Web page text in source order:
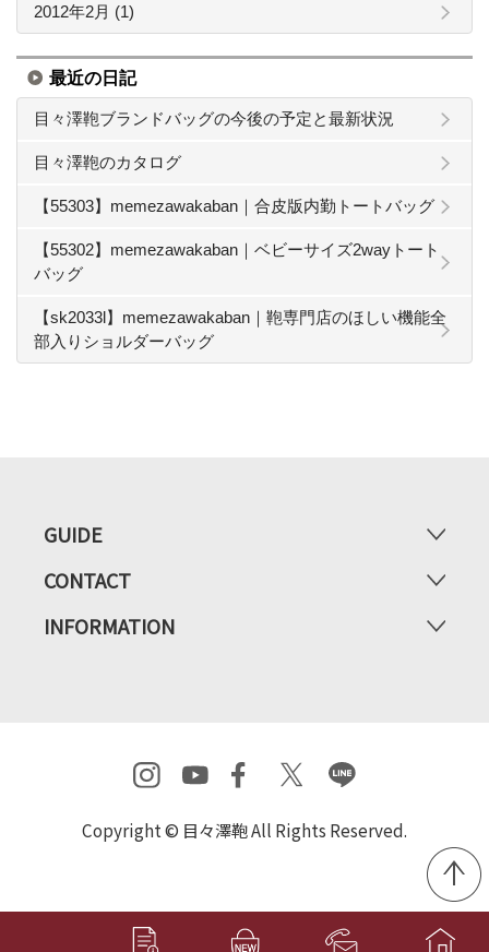
2012年2月 (1)
最近の日記
目々澤鞄ブランドバッグの今後の予定と最新状況
目々澤鞄のカタログ
【55303】memezawakaban｜合皮版内勤トートバッグ
【55302】memezawakaban｜ベビーサイズ2wayトート
バッグ
【sk2033l】memezawakaban｜鞄専門店のほしい機能全
部入りショルダーバッグ
GUIDE
CONTACT
INFORMATION
Copyright © 目々澤鞄 All Rights Reserved.